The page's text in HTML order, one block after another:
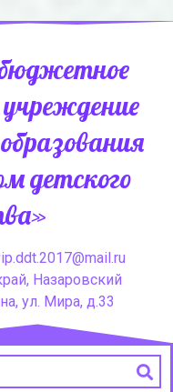
детского
Назаровский
ул. Мира, д.33